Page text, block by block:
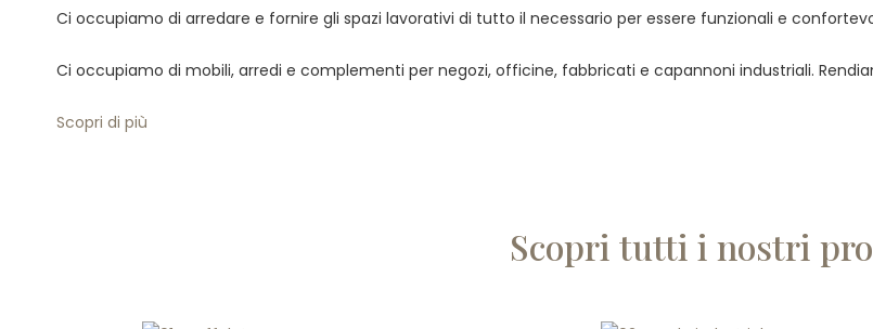
Ci occupiamo di arredare e fornire gli spazi lavorativi di tutto il necessario per essere funzionali e
Ci occupiamo di mobili, arredi e complementi per negozi, officine, fabbricati e capannoni industriali.
Scopri di più
Scopri tutti i nostri